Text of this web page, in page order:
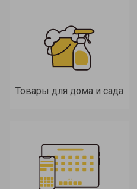
Товары для дома и сада